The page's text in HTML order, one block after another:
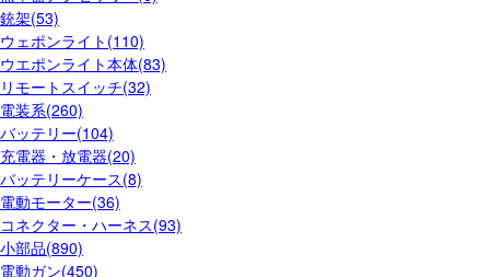
銃架(53)
ウェポンライト(110)
ウエポンライト本体(83)
リモートスイッチ(32)
電装系(260)
バッテリー(104)
充電器・放電器(20)
バッテリーケース(8)
電動モーター(36)
コネクター・ハーネス(93)
小部品(890)
電動ガン(450)